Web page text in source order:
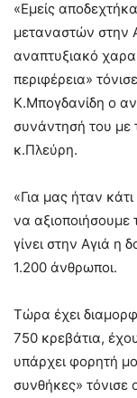
«Εμείς
μεταναστών στην
αναπτυξιακό
περιφέρεια»
Κ.Μπογδανίδη ο
συνάντησή του
κ.Πλεύρη.
«Για μας ήταν κάτι
να αξιοποιήσουμε
γίνει στην Αγιά η
1.200 άνθρωποι.
Τώρα έχει
750 κρεβάτια,
υπάρχει φορητή
συνθήκες» τόνισε